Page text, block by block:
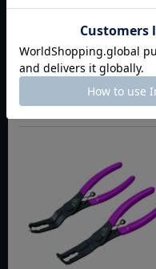
ー
16,720
¥13,376税込
会員特別価格 ¥13,041税込